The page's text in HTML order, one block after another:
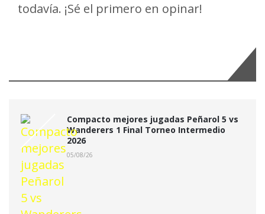
todavía. ¡Sé el primero en opinar!
Compacto mejores jugadas Peñarol 5 vs
Wanderers 1 Final Torneo Intermedio
2026
05/08/26